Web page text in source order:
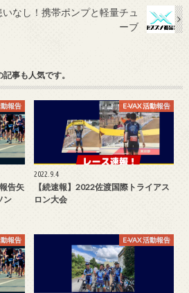
いなし！携帯ポンプと軽量チュ
ーブ
記事も人気です。
動報告
告矢
ン
E-VAX 活動報告
2022.9.4
【続速報】2022佐渡国際トライアス
ロン大会
動報告 E-VAX 活動報告